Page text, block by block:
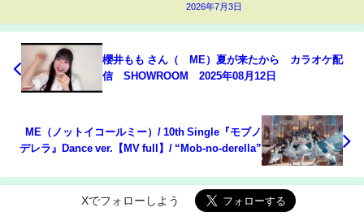
2026年7月3日
櫻井もも さん（≠ME）夏が来たから カラオケ配
信 SHOWROOM 2025年08月12日
≠ME（ノットイコールミー）/ 10th Single『モブノ
デレラ』Dance ver.【MV full】/ “Mob-no-derella”
Xでフォローしよう